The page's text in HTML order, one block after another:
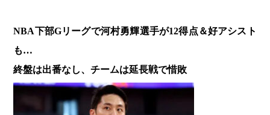
NBA下部Gリーグで河村勇輝選手が12得点＆好アシスト
も…
終盤は出番なし、チームは延長戦で惜敗